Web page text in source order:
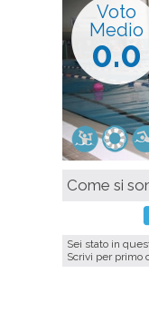
Voto
Medio
0.0
Come si
Sei stato in
Scrivi per primo